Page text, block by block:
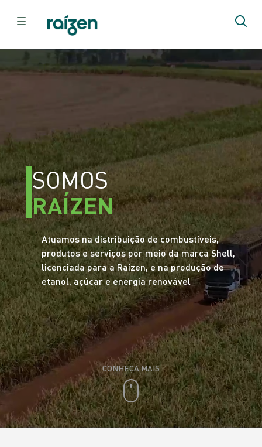
SOMOS
RAÍZEN
Atuamos na distribuição de combustíveis,
produtos e serviços por meio da marca Shell,
licenciada para a Raízen, e na produção de
etanol, açúcar e energia renovável
CONHEÇA MAIS